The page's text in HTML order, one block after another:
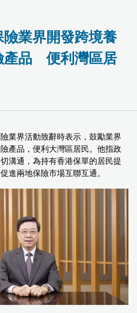
業界開發跨境養
產品 便利灣區居
業界活動致辭時表示，鼓勵業界
產品，便利大灣區居民。他指政
溝通，為持有香港保單的居民提
進兩地保險市場互聯互通。